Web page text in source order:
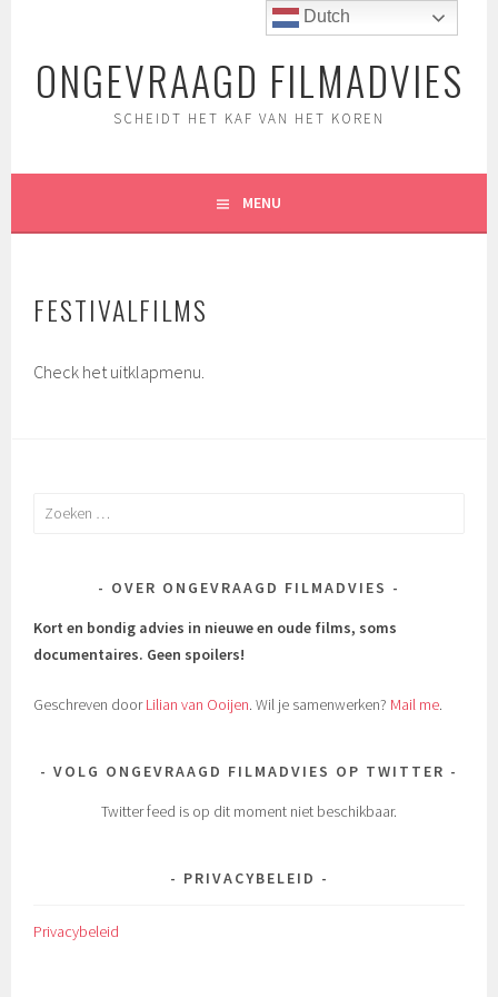
inhoudONGEVRAAGD FILMADVIES
SCHEIDT HET KAF VAN HET KOREN
MENU
FESTIVALFILMS
Check het uitklapmenu.
Zoeken
OVER ONGEVRAAGD FILMADVIES
Kort en bondig advies in nieuwe en oude films, soms
documentaires. Geen spoilers!
Geschreven doorLilian van Ooijen. Wil je samenwerken? Mail me.
VOLG ONGEVRAAGD FILMADVIES OP TWITTER
Twitter feed is op dit moment niet beschikbaar.
PRIVACYBELEID
Privacybeleid
Dutch